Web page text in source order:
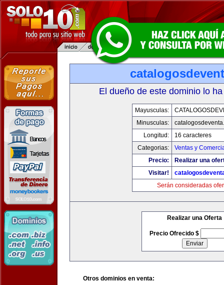
El dueño de este dominio lo
Mayusculas:
Minusculas:
Longitud:
16 caracteres
Categorias:
Ventas y
Precio:
Realizar una
Visitar!
Serán consideradas
Realizar una Oferta
Precio Ofrecido $
Otros dominios en venta: